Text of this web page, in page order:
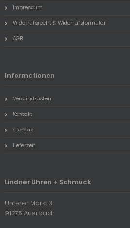
Impressum
Widerrufsrecht & Widerrufsformular
AGB
Informationen
Versandkosten
Kontakt
Sitemap
Lieferzeit
Lindner Uhren + Schmuck
Unterer Markt 3
91275 Auerbach